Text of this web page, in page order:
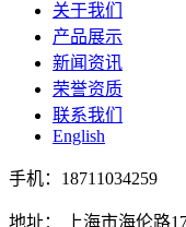
关于我们
产品展示
新闻资讯
荣誉资质
联系我们
English
手机：18711034259
地址： 上海市海伦路